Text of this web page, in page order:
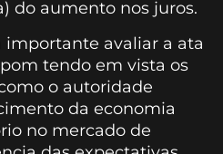
do aumento nos juros.
importante avaliar a ata
tendo em vista os
o autoridade
da economia
no mercado de